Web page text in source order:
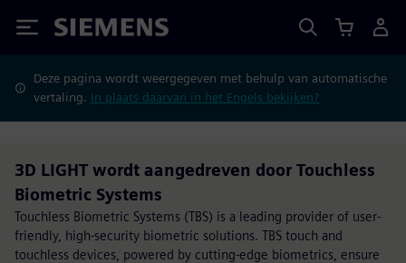
Siemens
Deze pagina wordt weergegeven met behulp van automatische
vertaling. In plaats daarvan in het Engels bekijken?
3D LIGHT wordt aangedreven door Touchless
Biometric Systems
Touchless Biometric Systems (TBS) is a leading provider of user-
friendly, high-security biometric solutions. TBS touch and
touchless devices, powered by cutting-edge biometrics, ensure